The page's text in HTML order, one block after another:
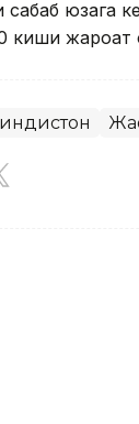
сабаб юзага
киши